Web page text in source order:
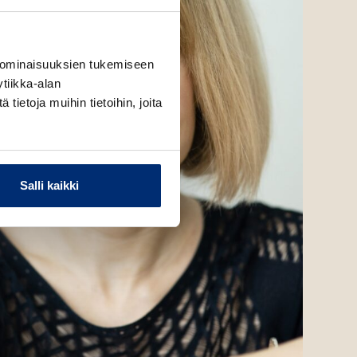
tukemiseen
alan
tietoja muihin tietoihin, joita
Salli kaikki